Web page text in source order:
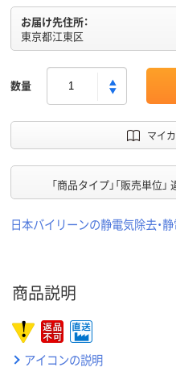
お届け先住所：
東京都江東区
数量
マイ
「商品タイプ」「販売単位」
日本バイリーンの静電気除去・
商品説明
アイコンの説明